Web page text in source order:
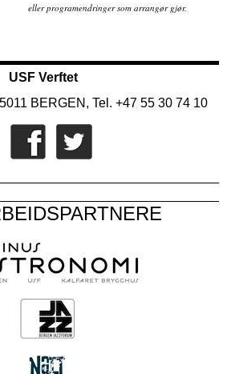
eller programendringer som arrangør gjør.
USF Verftet
BERGEN, Tel. +47 55 30 74 10